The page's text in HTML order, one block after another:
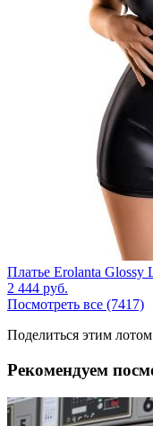
Платье Erolanta Glossy
2 444 руб.
Посмотреть все (7417)
Поделиться этим
Рекомендуем